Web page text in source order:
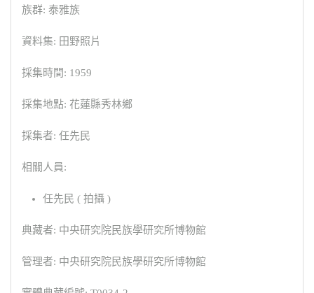
族群: 泰雅族
資料集: 田野照片
採集時間: 1959
採集地點: 花蓮縣秀林鄉
採集者: 任先民
相關人員:
任先民 ( 拍攝 )
典藏者: 中央研究院民族學研究所博物館
管理者: 中央研究院民族學研究所博物館